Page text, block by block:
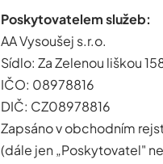
Poskytovatelem služeb:
AA Vysoušej s.r.o.
Sídlo: Za Zelenou liškou
IČO: 08978816
DIČ: CZ08978816
Zapsáno v obchodním
(dále jen „Poskytovatel"